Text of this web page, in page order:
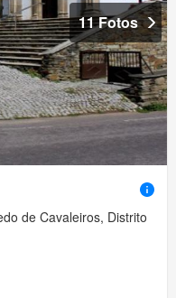
11 Fotos
de Cavaleiros, Distrito